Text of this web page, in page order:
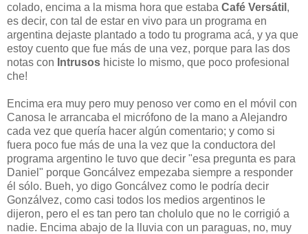
colado, encima a la misma hora que estaba Café Versátil ,
es decir, con tal de estar en vivo para un programa en
argentina dejaste plantado a todo tu programa acá, y ya que
estoy cuento que fue más de una vez, porque para las dos
notas con Intrusos hiciste lo mismo, que poco profesional
che!
Encima era muy pero muy penoso ver como en el móvil con
Canosa le arrancaba el micrófono de la mano a Alejandro
cada vez que quería hacer algún comentario; y como si
fuera poco fue más de una la vez que la conductora del
programa argentino le tuvo que decir "esa pregunta es para
Daniel" porque Goncálvez empezaba siempre a responder
él sólo. Bueh, yo digo Goncálvez como le podría decir
Gonzálvez, como casi todos los medios argentinos le
dijeron, pero el es tan pero tan cholulo que no le corrigió a
nadie. Encima abajo de la lluvia con un paraguas, no, muy